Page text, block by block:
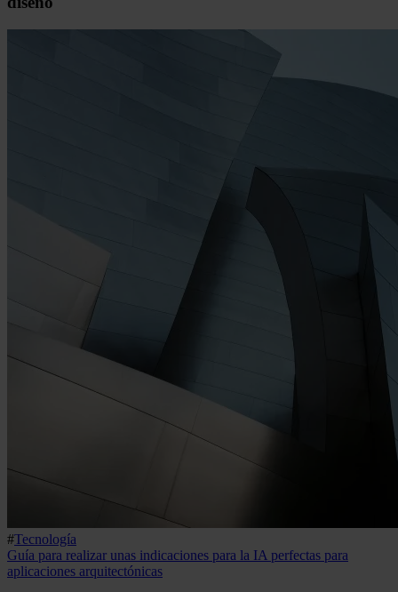
#Tecnología
Guía para realizar unas indicaciones para la IA perfectas para
aplicaciones arquitectónicas